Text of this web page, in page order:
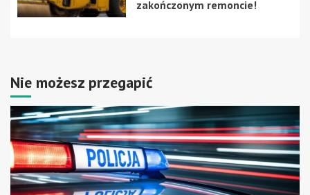
zakończonym remoncie!
Nie możesz przegapić